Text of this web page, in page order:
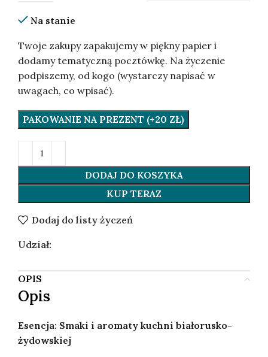
Na stanie
Twoje zakupy zapakujemy w piękny papier i
dodamy tematyczną pocztówkę. Na życzenie
podpiszemy, od kogo (wystarczy napisać w
uwagach, co wpisać).
PAKOWANIE NA PREZENT (+20 ZŁ)
DODAJ DO KOSZYKA
KUP TERAZ
Dodaj do listy życzeń
Udział:
OPIS
Opis
Esencja: Smaki i aromaty kuchni białorusko-
żydowskiej